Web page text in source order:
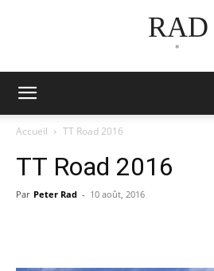
RAD
*
Accueil TT Road 2016
TT Road 2016
Par Peter Rad - 10 août, 2016